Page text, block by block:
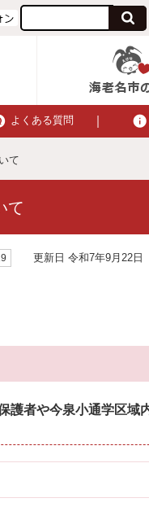
よくある質問
て
て
更新日 令和7年9月22日
護者や今泉小通学区域